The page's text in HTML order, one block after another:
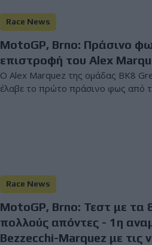
Race News
MotoGP, Brno: Πράσινο
επιστροφή του Alex
Ο Alex Marquez της ομάδας BK8
έλαβε το πρώτο πράσινο φως από
Race News
MotoGP, Brno: Τεστ με τα
πολλούς απόντες - 1η
Bezzecchi-Marquez με τις